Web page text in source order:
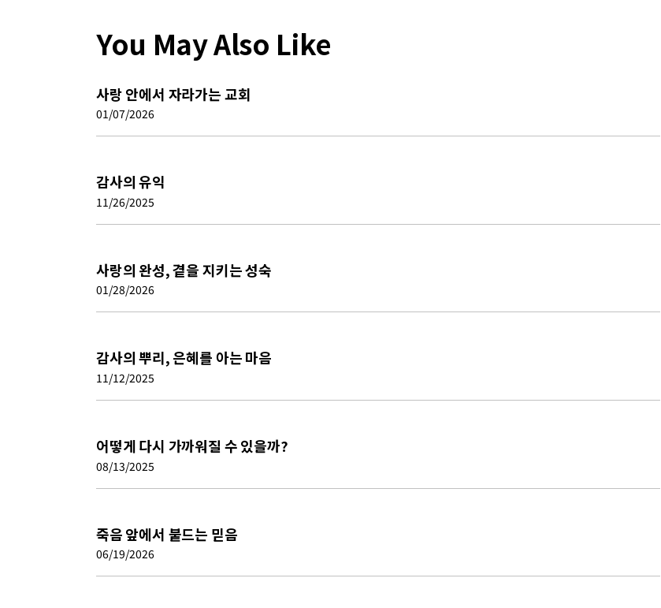
You May Also Like
사랑 안에서 자라가는 교회
01/07/2026
감사의 유익
11/26/2025
사랑의 완성, 곁을 지키는 성숙
01/28/2026
감사의 뿌리, 은혜를 아는 마음
11/12/2025
어떻게 다시 가까워질 수 있을까?
08/13/2025
죽음 앞에서 붙드는 믿음
06/19/2026